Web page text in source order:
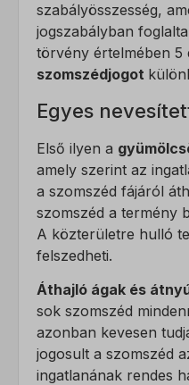
szabályösszesség,
jogszabályban
törvény értelmében 5
szomszédjogot
Egyes
Első ilyen a
amely szerint az
a szomszéd fájáról
szomszéd a termény
A közterületre hulló
felszedheti.
Áthajló ágak és
sok szomszéd
azonban kevesen
jogosult a szomszéd
ingatlanának rendes